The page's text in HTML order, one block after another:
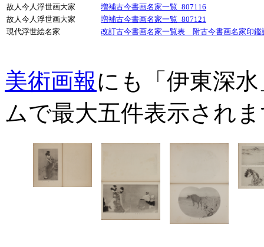
故人今人浮世画大家
増補古今書画名家一覧_807116
故人今人浮世画大家
増補古今書画名家一覧_807121
現代浮世絵名家
改訂古今書画名家一覧表 附古今書画名家印鑑
美術画報にも「伊東深
ムで最大五件表示され